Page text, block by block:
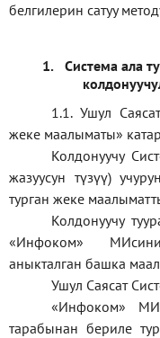
белгилерин сатуу
1. Система ала
1.1. Ушул
жеке маалыматы»
Колдонуучу
жазуусун түзүү)
турган жеке
Колдонуучу
«Инфоком»
аныкталган башка
Ушул Саясат
«Инфоком»
тарабынан бериле